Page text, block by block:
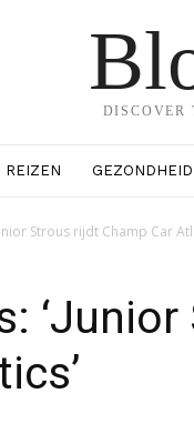
DISCOVER
REIZEN GEZONDHEID
Strous rijdt Champ Car